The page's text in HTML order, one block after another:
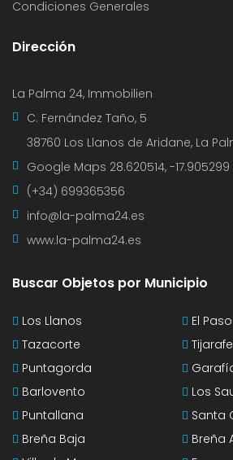
Condiciones Generales
Dirección
La Palma 24, Immobilien
C. Fernández Taño, 5
38760 Los Llanos de Aridane, La
Google Maps 28.620514, -17.905299
(+34) 699365356
info@la-palma24.es
www.la-palma24.es
Buscar Objetos por Municipio
Los Llanos
El Paso
Tazacorte
Tijarafe
Puntagorda
Barlovento
Los
Puntallana
Santa
Breña Baja
Breña